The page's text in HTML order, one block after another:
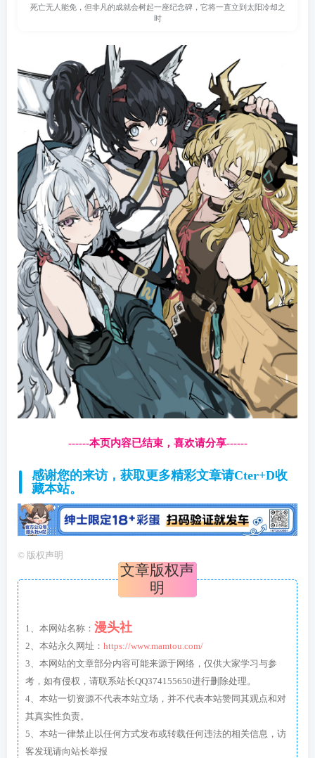
死亡无人能免，但非凡的成就会树起一座纪念碑，它将一直立到太阳冷却之
时
------本页内容已结束，喜欢请分享------
感谢您的来访，获取更多精彩文章请Cter+D收
藏本站。
© 版权声明
文章版权声
明
1、本网站名称： 漫头社
2、本站永久网址： https://www.mamtou.com/
3、本网站的文章部分内容可能来源于网络，仅供大家学习与参
考，如有侵权，请联系站长QQ374155650进行删除处理。
4、本站一切资源不代表本站立场，并不代表本站赞同其观点和对
其真实性负责。
5、本站一律禁止以任何方式发布或转载任何违法的相关信息，访
客发现请向站长举报